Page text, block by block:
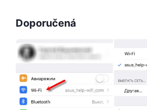
Doporučená